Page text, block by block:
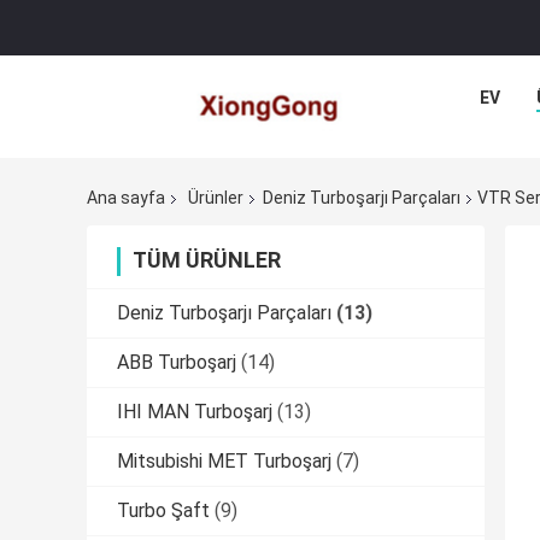
EV
Ana sayfa Ürünler Deniz Turboşarjı Parçaları VTR
TÜM ÜRÜNLER
Deniz Turboşarjı Parçaları (13)
ABB Turboşarj (14)
IHI MAN Turboşarj (13)
Mitsubishi MET Turboşarj (7)
Turbo Şaft (9)